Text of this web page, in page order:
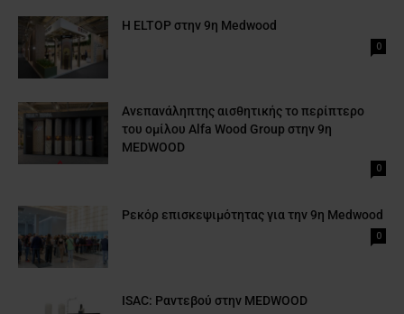
H ELTOP στην 9η Medwood
0
Ανεπανάληπτης αισθητικής το περίπτερο
του ομίλου Alfa Wood Group στην 9η
MEDWOOD
0
Ρεκόρ επισκεψιμότητας για την 9η Medwood
0
ISAC: Ραντεβού στην MEDWOOD